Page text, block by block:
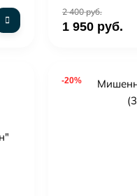
2 400 руб.
1 950 руб.
-20%